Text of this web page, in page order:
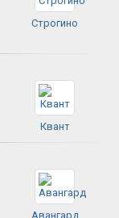
Строгино
Квант
Авангард